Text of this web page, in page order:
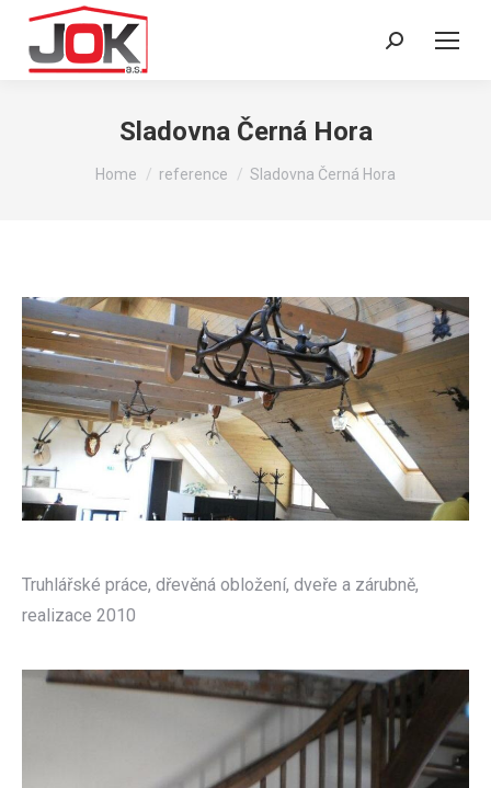
Search:
Sladovna Černá Hora
You are here:
Home reference Sladovna Černá Hora
Truhlářské práce, dřevěná obložení, dveře a zárubně,
realizace 2010